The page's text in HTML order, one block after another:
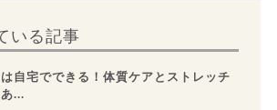
いる記事
自宅でできる！体質ケアとストレッチ
...